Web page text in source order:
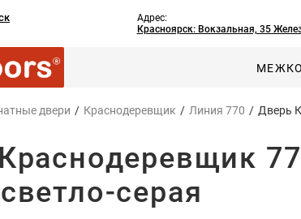
Адрес:
Красноярск: Вокзальная, 35
двери / Краснодеревщик / Линия 770 / Дверь
серая